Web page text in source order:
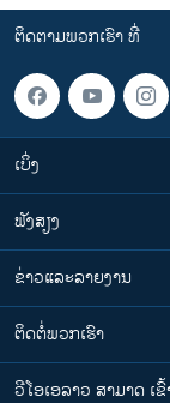
ຕິດຕາມພວກເຮົາ ທີ່
ເບິ່ງ
ຟັງສຽງ
ຂ່າວແລະລາຍງານ
ຕິດຕໍ່ພວກເຮົາ
ວີໂອເອລາວ ສາມາດ ເ